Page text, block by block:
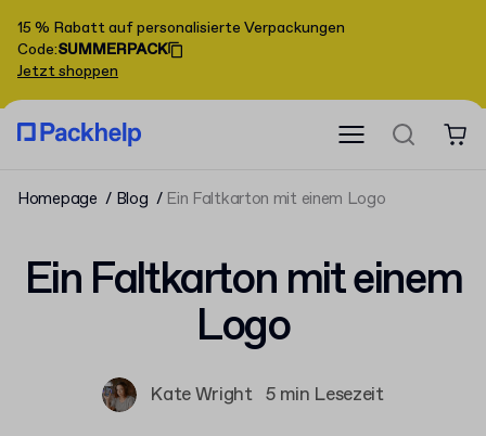
15 % Rabatt auf personalisierte Verpackungen
Code:SUMMERPACK
Jetzt shoppen
Homepage Blog Ein Faltkarton mit einem Logo
Ein Faltkarton mit einem
Logo
Kate Wright 5 min Lesezeit